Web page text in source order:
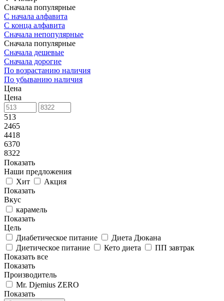
Сначала популярные
С начала алфавита
С конца алфавита
Сначала непопулярные
Сначала популярные
Сначала дешевые
Сначала дорогие
По возрастанию наличия
По убыванию наличия
Цена
Цена
513
2465
4418
6370
8322
Показать
Наши предложения
Хит
Акция
Показать
Вкус
карамель
Показать
Цель
Диабетическое питание
Диета Дюкана
Диетическое питание
Кето диета
ПП завтрак
Показать все
Показать
Производитель
Mr. Djemius ZERO
Показать